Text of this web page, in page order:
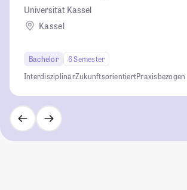
Universität Kassel
Kassel
Bachelor
6 Semester
InterdisziplinärZukunftsorientiertPraxisbezogen